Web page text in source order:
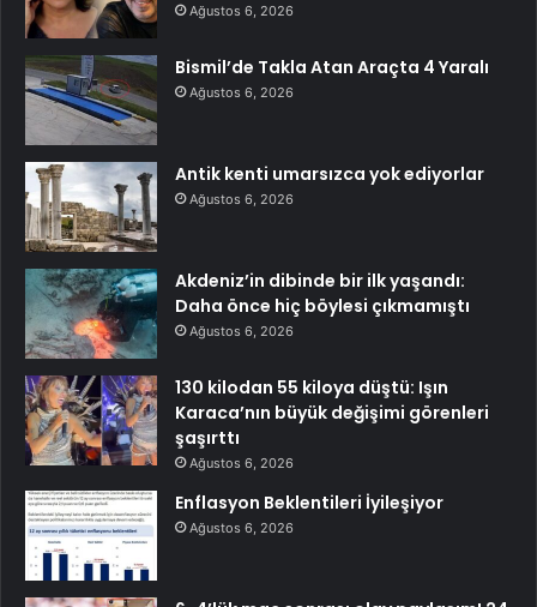
Ağustos 6, 2026
Bismil’de Takla Atan Araçta 4 Yaralı
Ağustos 6, 2026
Antik kenti umarsızca yok ediyorlar
Ağustos 6, 2026
Akdeniz’in dibinde bir ilk yaşandı:
Daha önce hiç böylesi çıkmamıştı
Ağustos 6, 2026
130 kilodan 55 kiloya düştü: Işın
Karaca’nın büyük değişimi görenleri
şaşırttı
Ağustos 6, 2026
Enflasyon Beklentileri İyileşiyor
Ağustos 6, 2026